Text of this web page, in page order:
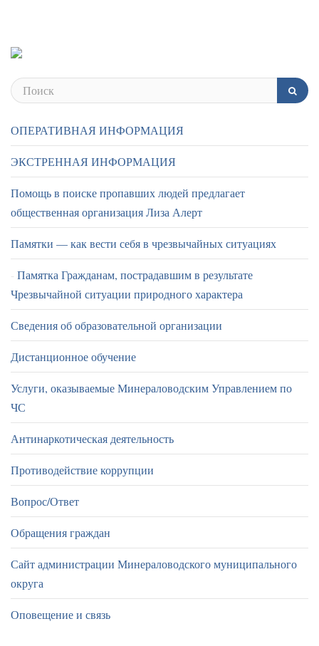
ОПЕРАТИВНАЯ ИНФОРМАЦИЯ
ЭКСТРЕННАЯ ИНФОРМАЦИЯ
Помощь в поиске пропавших людей предлагает
общественная организация Лиза Алерт
Памятки — как вести себя в чрезвычайных ситуациях
Памятка Гражданам, пострадавшим в результате
Чрезвычайной ситуации природного характера
Сведения об образовательной организации
Дистанционное обучение
Услуги, оказываемые Минераловодским Управлением по
ЧС
Антинаркотическая деятельность
Противодействие коррупции
Вопрос/Ответ
Обращения граждан
Сайт администрации Минераловодского муниципального
округа
Оповещение и связь